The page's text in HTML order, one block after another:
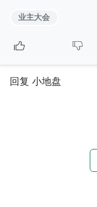
业主大会
回复 小地盘